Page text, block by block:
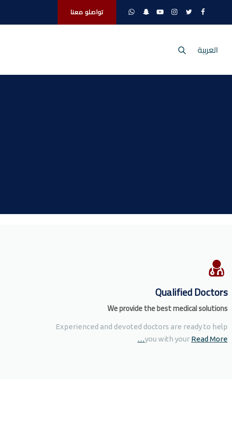
تواصلو معنا
العربية
Qualified Doctors
We provide the best medical solutions
Experienced and devoted doctors are ready to help
you with your Read More…